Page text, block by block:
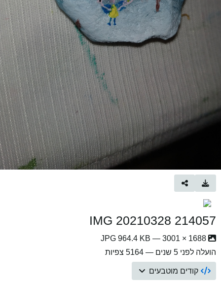
IMG 20210328 214057
1688 × 3001 — JPG 964.4 KB
הועלהלפני 5 שנים — 5164 צפיות
קודים מוטבעים